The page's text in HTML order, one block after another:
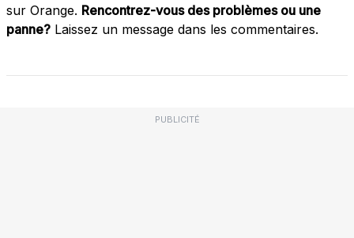
sur Orange. Rencontrez-vous des problèmes ou une
panne? Laissez un message dans les commentaires.
PUBLICITÉ